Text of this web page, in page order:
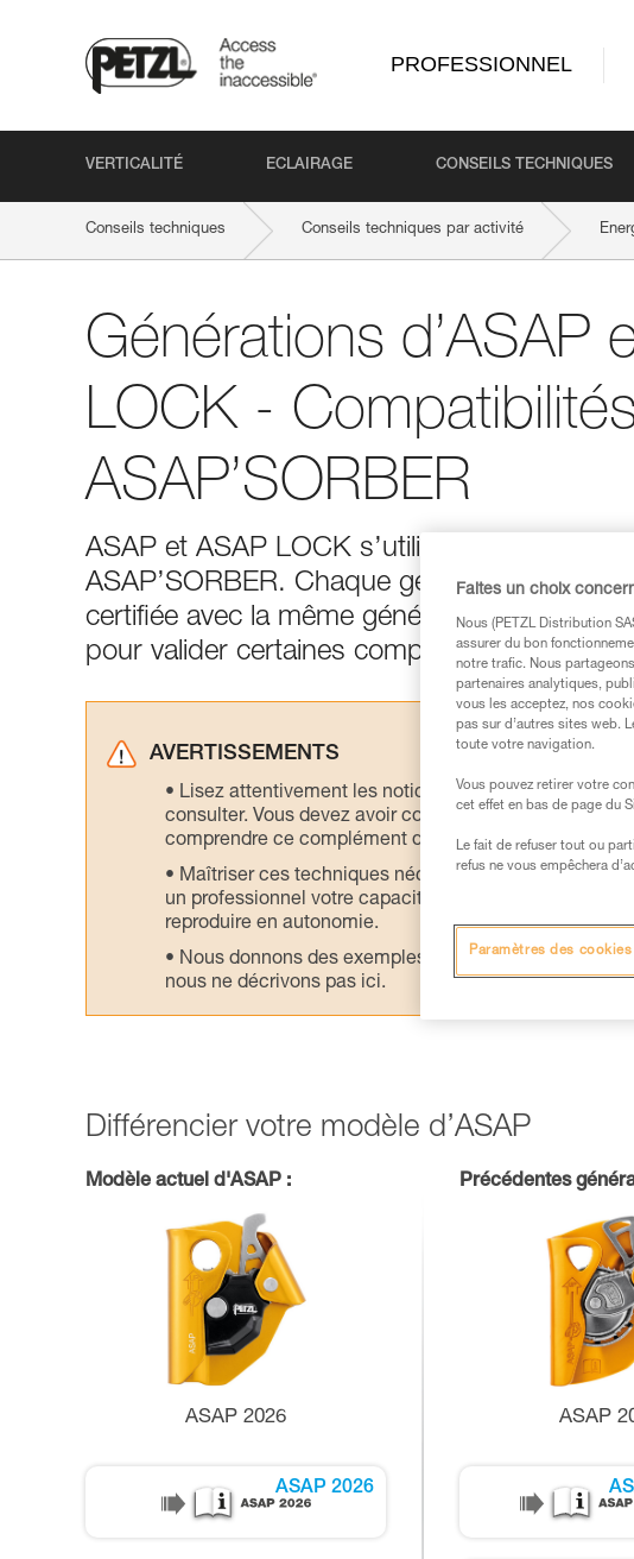
PROFESSIONNEL
VERTICALITÉ ECLAIRAGE CONSEILS TECHNIQUES
Conseils techniques Conseils techniques par activité
Générations d’ASAP
LOCK -
ASAP’SORBER
ASAP et ASAP LOCK s’utilisent
ASAP’SORBER. Chaque génération
certifiée avec la même génération
pour valider certaines compatibilités
AVERTISSEMENTS
Lisez attentivement les notices techniques des
consulter. Vous devez avoir compris les informations
comprendre ce complément d’informations.
Maîtriser ces techniques nécessite une formation et
un professionnel votre capacité à refaire la
reproduire en autonomie.
Nous donnons des exemples de techniques liées à
nous ne décrivons pas ici.
Différencier votre modèle d’ASAP
Modèle actuel d'ASAP :
ASAP 2026
ASAP 2026
Précédentes
ASAP
Faites un choix
Nous (PETZL Distribution
assurer du bon
notre trafic. Nous
partenaires analytiques,
vous les acceptez, nos
pas sur d’autres sites web.
toute votre navigation.
Vous pouvez retirer votre
cet effet en bas de page du
Le fait de refuser tout ou
refus ne vous empêchera
Paramètres des cookies